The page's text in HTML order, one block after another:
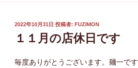
投
日:
2022年10月31日 投稿者: FUZIMON
１１月の店休日です
毎度ありがとうございます。麺一です